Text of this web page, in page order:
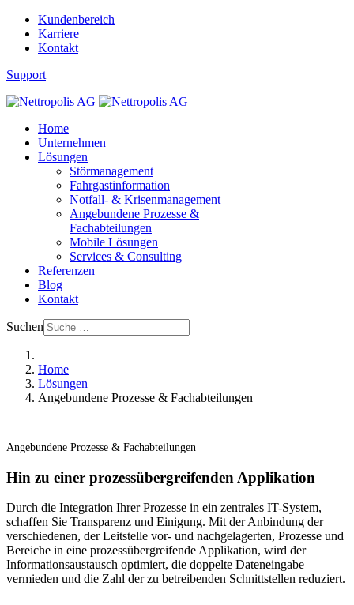
Kundenbereich
Karriere
Kontakt
Support
Home
Unternehmen
Lösungen
Störmanagement
Fahrgastinformation
Notfall- & Krisenmanagement
Angebundene Prozesse &
Fachabteilungen
Mobile Lösungen
Services & Consulting
Referenzen
Blog
Kontakt
Suchen
Home
Lösungen
Angebundene Prozesse & Fachabteilungen
Angebundene Prozesse & Fachabteilungen
Hin zu einer prozessübergreifenden Applikation
Durch die Integration Ihrer Prozesse in ein zentrales IT-System,
schaffen Sie Transparenz und Einigung. Mit der Anbindung der
verschiedenen, der Leitstelle vor- und nachgelagerten, Prozesse und
Bereiche in eine prozessübergreifende Applikation, wird der
Informationsaustausch optimiert, die doppelte Dateneingabe
vermieden und die Zahl der zu betreibenden Schnittstellen reduziert.